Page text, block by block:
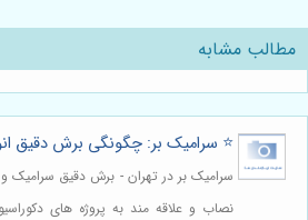
مطالب مشابه
⭐️ سرامیک بر: چگونگی برش دقیق
سرامیک بر در تهران - برش دقیق سرامیک
نصاب و علاقه مند به پروژه های